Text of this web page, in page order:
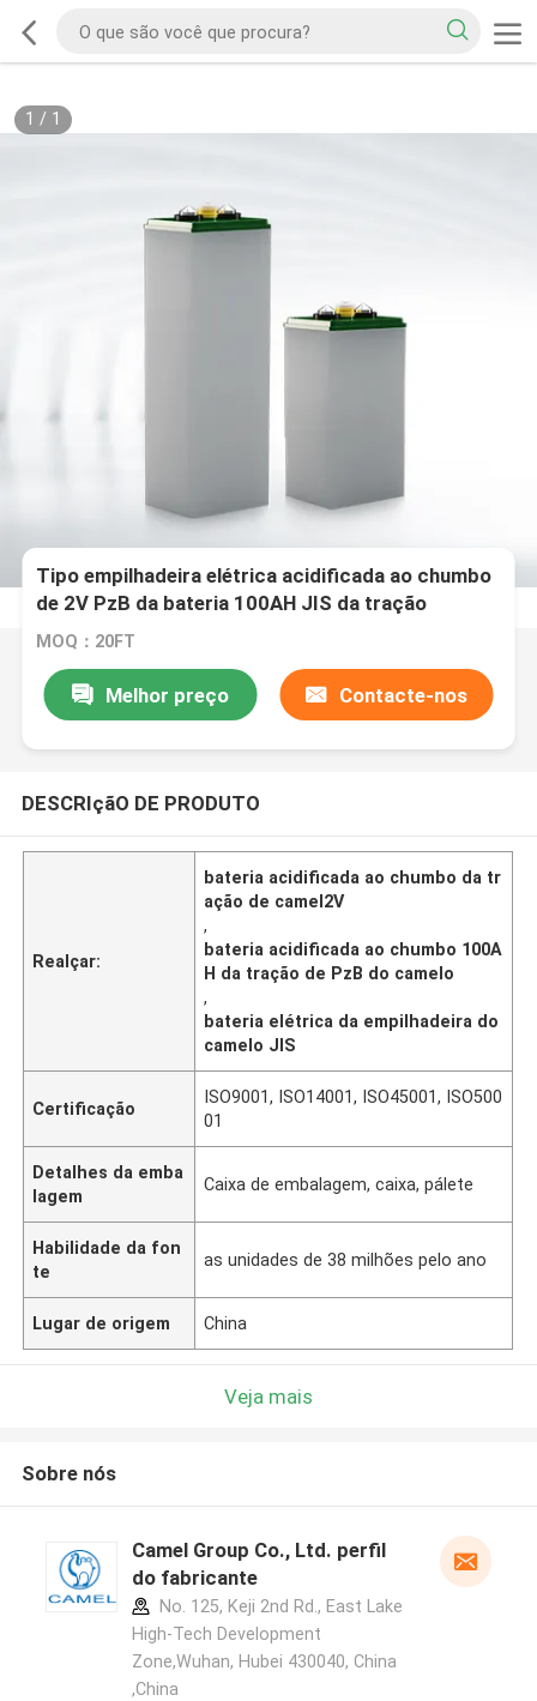
1 / 1
Tipo empilhadeira elétrica acidificada ao chumbo
de 2V PzB da bateria 100AH JIS da tração
MOQ：20FT
Melhor preço Contacte-nos
DESCRIçãO DE PRODUTO
Realçar:
bateria acidificada ao chumbo da tr
ação de camel2V
,
bateria acidificada ao chumbo 100A
H da tração de PzB do camelo
,
bateria elétrica da empilhadeira do
camelo JIS
Certificação
ISO9001, ISO14001, ISO45001, ISO500
01
Detalhes da emba
lagem
Caixa de embalagem, caixa, pálete
Habilidade da fon
te
as unidades de 38 milhões pelo ano
Lugar de origem China
Veja mais
Sobre nós
Camel Group Co., Ltd. perfil
do fabricante
No. 125, Keji 2nd Rd., East Lake
High-Tech Development
Zone,Wuhan, Hubei 430040, China
,China